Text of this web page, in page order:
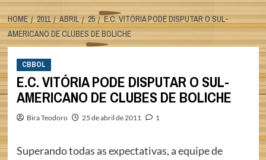
HOME 2011 ABRIL 25
E.C. VITÓRIA PODE DISPUTAR O SUL-
AMERICANO DE CLUBES DE BOLICHE
CBBOL
E.C. VITÓRIA PODE DISPUTAR O SUL-
AMERICANO DE CLUBES DE BOLICHE
Bira Teodoro 25 de abril de 2011 1
Superando todas as expectativas, a equipe de